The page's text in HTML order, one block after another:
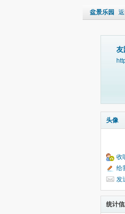
盆景乐园
友
头像
收
给
发
统计